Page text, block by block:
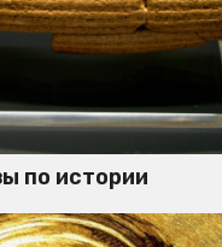
по истории